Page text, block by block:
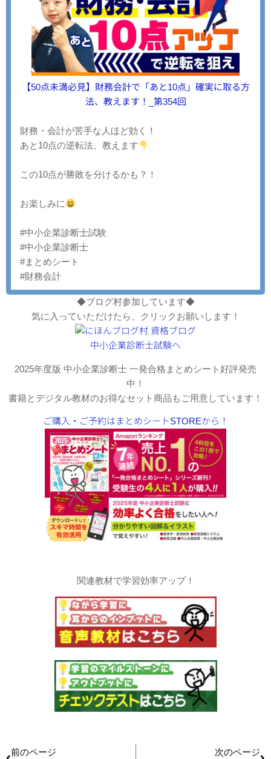
【50点未満必見】財務会計で「あと10点」確実に取る方
法、教えます！_第354回
財務・会計が苦手な人ほど効く！
あと10点の逆転法、教えます
この10点が勝敗を分けるかも？！
お楽しみに
#中小企業診断士試験
#中小企業診断士
#まとめシート
#財務会計
◆ブログ村参加しています◆
気に入っていただけたら、クリックお願いします！
2025年度版 中小企業診断士 一発合格まとめシート好評発売
中！
書籍とデジタル教材のお得なセット商品もご用意しています！
ご購入・ご予約はまとめシートSTOREから！
関連教材で学習効率アップ！
前のページ
次のページ